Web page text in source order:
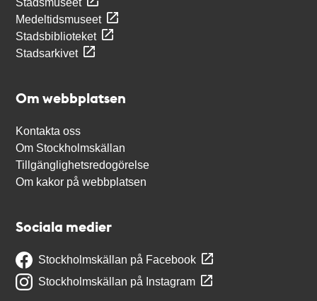
Stadsmuseet
Medeltidsmuseet
Stadsbiblioteket
Stadsarkivet
Om webbplatsen
Kontakta oss
Om Stockholmskällan
Tillgänglighetsredogörelse
Om kakor på webbplatsen
Sociala medier
Stockholmskällan på Facebook
Stockholmskällan på Instagram